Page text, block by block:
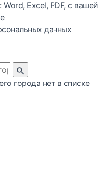
Exсel, PDF, с вашей
данных
города нет в списке